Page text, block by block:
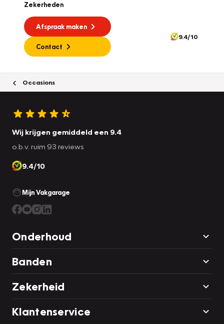
Zekerheden
Afspraak maken
Contact
9.4/10
Occasions
Wij krijgen gemiddeld een 9.4
o.b.v. ruim 93 reviews
9.4/10
Mijn Vakgarage
Onderhoud
Banden
Zekerheid
Klantenservice